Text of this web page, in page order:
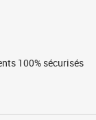
100% sécurisés